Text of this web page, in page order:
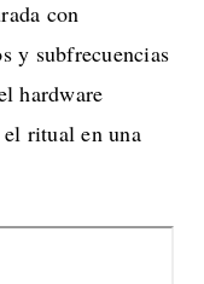
con
y subfrecuencias
hardware
ritual en una